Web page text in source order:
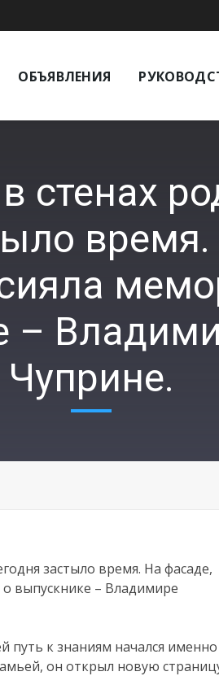
ОБЪЯВЛЕНИЯ
стенах
–
Чуприне.
застыло время. На фасаде,
выпускнике – Владимире
путь к знаниям начался именно
он открыл новую